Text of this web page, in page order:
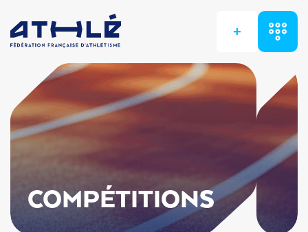
+
COMPÉTITIONS